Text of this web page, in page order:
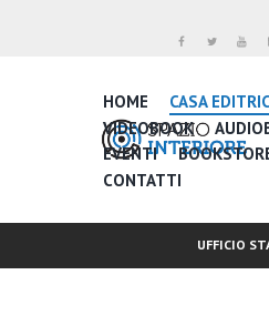
HOME CASA
VIDEOBOOK
EVENTI
CONTATTI
UFFICIO